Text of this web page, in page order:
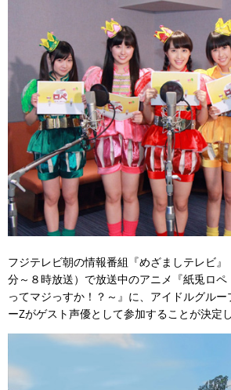
フジテレビ朝の情報番組『めざましテレビ
分～８時放送）で放送中のアニメ『紙兎ロ
ってマジっすか！？～』に、アイドルグル
ーZがゲスト声優として参加することが決定し